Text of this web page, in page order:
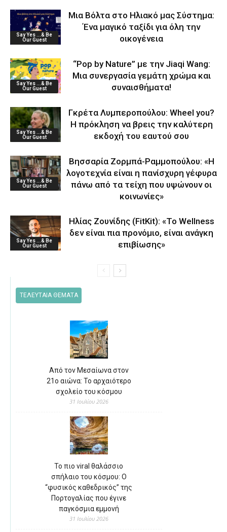
Say Yes ...& Be
Our Guest
Μια Βόλτα στο Ηλιακό μας Σύστημα:
Ένα μαγικό ταξίδι για όλη την
οικογένεια
Say Yes ...& Be
Our Guest
“Pop by Nature” με την Jiaqi Wang:
Μια συνεργασία γεμάτη χρώμα και
συναισθήματα!
Say Yes ...& Be
Our Guest
Γκρέτα Λυμπεροπούλου: Wheel you?
Η πρόκληση να βρεις την καλύτερη
εκδοχή του εαυτού σου
Say Yes ...& Be
Our Guest
Βησσαρία Ζορμπά-Ραμμοπούλου: «Η
λογοτεχνία είναι η πανίσχυρη γέφυρα
πάνω από τα τείχη που υψώνουν οι
κοινωνίες»
Say Yes ...& Be
Our Guest
Ηλίας Ζουνίδης (FitKit): «Το Wellness
δεν είναι πια προνόμιο, είναι ανάγκη
επιβίωσης»
ΤΕΛΕΥΤΑΙΑ ΘΕΜΑΤΑ
Από τον Μεσαίωνα στον
21ο αιώνα: Το αρχαιότερο
σχολείο του κόσμου
31 Ιουλίου 2026
Το πιο viral θαλάσσιο
σπήλαιο του κόσμου: Ο
“φυσικός καθεδρικός” της
Πορτογαλίας που έγινε
παγκόσμια εμμονή
31 Ιουλίου 2026